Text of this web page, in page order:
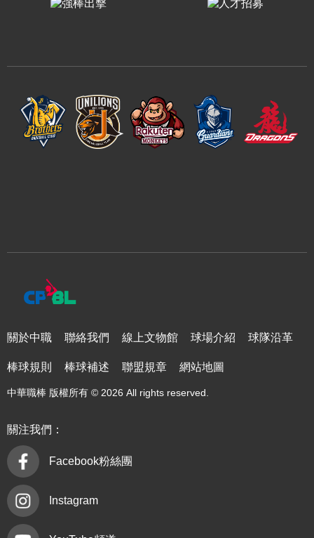
關於中職 聯絡我們 線上文物館 球場介紹 球隊沿革
棒球規則 棒球補述 聯盟規章 網站地圖
中華職棒 版權所有 © 2026 All rights reserved.
關注我們：
Facebook粉絲團
Instagram